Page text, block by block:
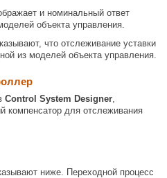
и номинальный ответ
объекта управления.
что отслеживание уставки
из моделей объекта управления.
Control System Designer
компенсатор для отслеживания
ниже. Переходной процесс